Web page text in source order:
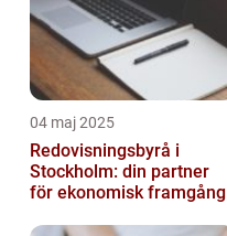
04 maj 2025
Redovisningsbyrå i
Stockholm: din partner
för ekonomisk framgång